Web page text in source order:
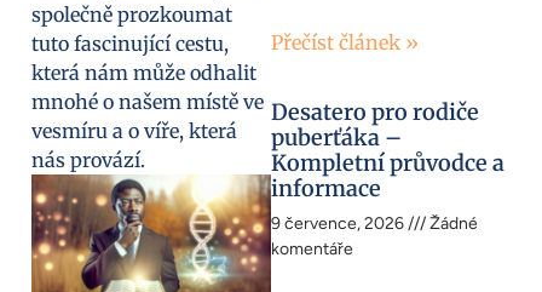
společně prozkoumat
tuto fascinující cestu,
která nám může odhalit
mnohé o našem místě ve
vesmíru a o víře, která
nás provází.
Přečíst článek »
Desatero pro rodiče
puberťáka –
Kompletní průvodce a
informace
9 července, 2026
Žádné
komentáře